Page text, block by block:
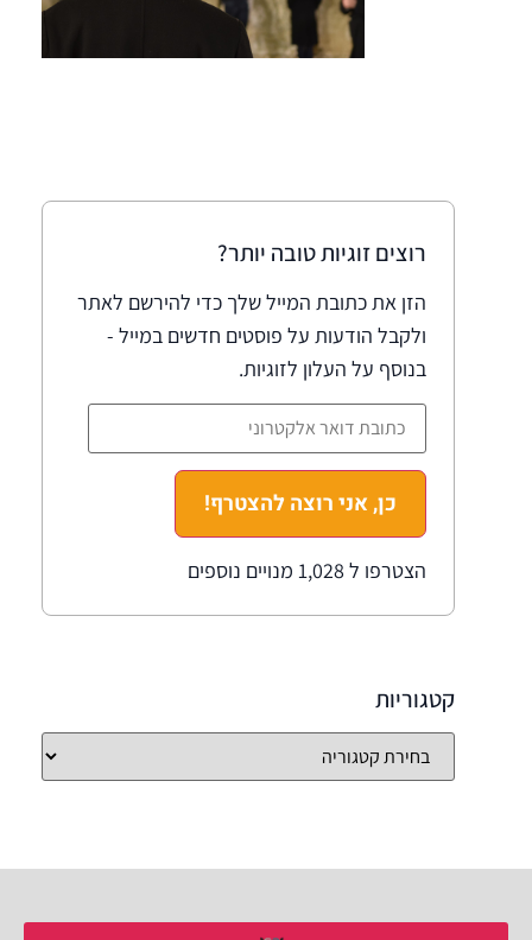
רוצים זוגיות טובה יותר?
הזן את כתובת המייל שלך כדי להירשם לאתר
ולקבל הודעות על פוסטים חדשים במייל -
בנוסף על העלון לזוגיות.
כן, אני רוצה להצטרף!
הצטרפו ל 1,028 מנויים נוספים
קטגוריות